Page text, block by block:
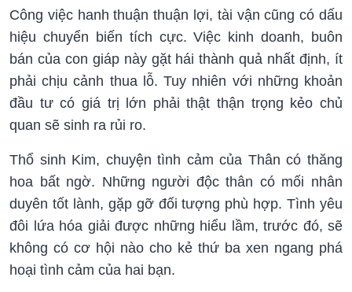
Công việc hanh thuận thuận lợi, tài vận cũng có dấu
hiệu chuyển biến tích cực. Việc kinh doanh, buôn
bán của con giáp này gặt hái thành quả nhất định, ít
phải chịu cảnh thua lỗ. Tuy nhiên với những khoản
đầu tư có giá trị lớn phải thật thận trọng kẻo chủ
quan sẽ sinh ra rủi ro.
Thổ sinh Kim, chuyện tình cảm của Thân có thăng
hoa bất ngờ. Những người độc thân có mối nhân
duyên tốt lành, gặp gỡ đối tượng phù hợp. Tình yêu
đôi lứa hóa giải được những hiểu lầm, trước đó, sẽ
không có cơ hội nào cho kẻ thứ ba xen ngang phá
hoại tình cảm của hai bạn.